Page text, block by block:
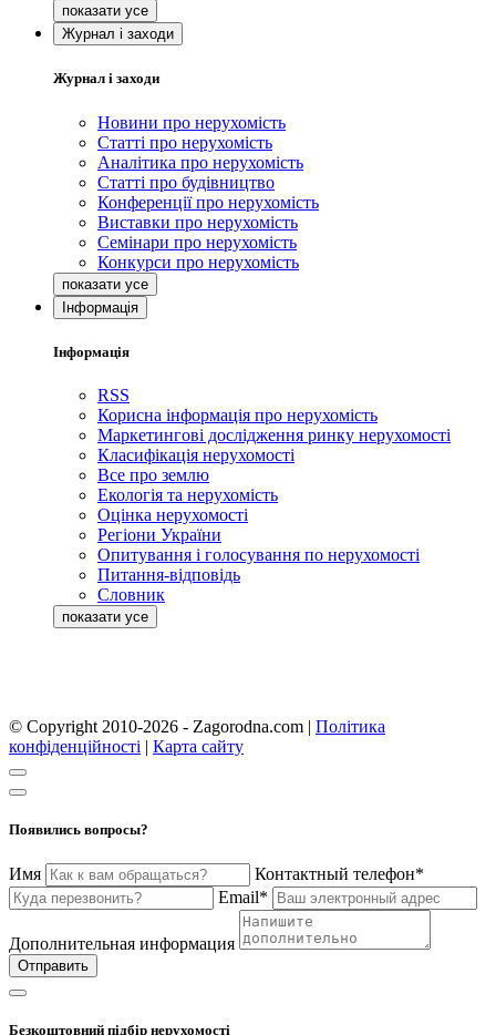
Журнал і заходи
Журнал і заходи
Новини про нерухомість
Статті про нерухомість
Аналітика про нерухомість
Статті про будівництво
Конференції про нерухомість
Виставки про нерухомість
Семінари про нерухомість
Конкурси про нерухомість
Інформація
Інформація
RSS
Корисна інформація про нерухомість
Маркетингові дослідження ринку нерухомості
Класифікація нерухомості
Все про землю
Екологія та нерухомість
Оцінка нерухомості
Регіони України
Опитування і голосування по нерухомості
Питання-відповідь
Словник
© Copyright 2010-2026 - Zagorodna.com | Політика
конфіденційності | Карта сайту
Появились вопросы?
Имя
Контактный телефон*
Email*
Дополнительная информация
Отправить
Безкоштовний підбір нерухомості